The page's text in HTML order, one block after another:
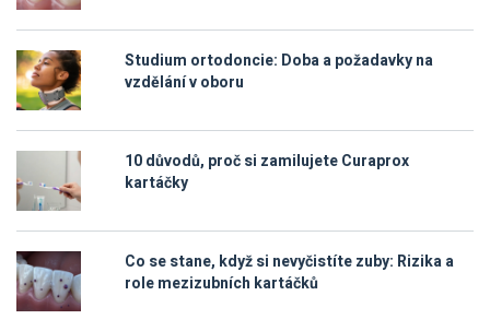
Studium ortodoncie: Doba a požadavky na
vzdělání v oboru
10 důvodů, proč si zamilujete Curaprox
kartáčky
Co se stane, když si nevyčistíte zuby: Rizika a
role mezizubních kartáčků